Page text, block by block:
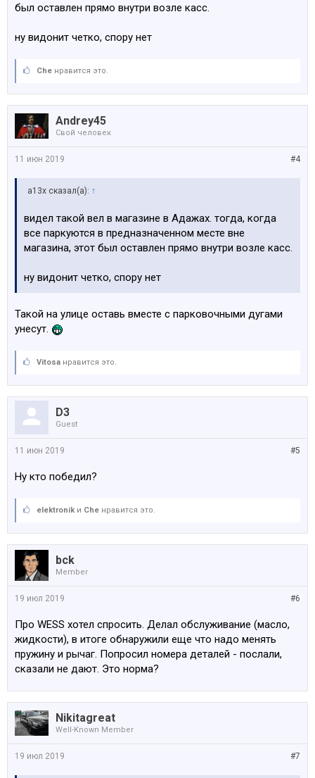
был оставлен прямо внутри возле касс.
ну видонит четко, спору нет
Che нравится это.
Andrey45
Свой человек
#4
11 июн 2019
a13x сказал(а): ↑
видел такой вел в магазине в Адажах. тогда, когда
все паркуются в предназначенном месте вне
магазина, этот был оставлен прямо внутри возле касс.
ну видонит четко, спору нет
Такой на улице оставь вместе с парковочными дугами
унесут.
Vitosa нравится это.
D3
Guest
#5
11 июн 2019
Ну кто победил?
elektronik и Che нравится это.
bck
Member
#6
19 июл 2019
Про WESS хотел спросить. Делал обслуживание (масло,
жидкости), в итоге обнаружили еще что надо менять
пружину и рычаг. Попросил номера деталей - послали,
сказали не дают. Это норма?
Nikitagreat
Well-Known Member
#7
19 июл 2019